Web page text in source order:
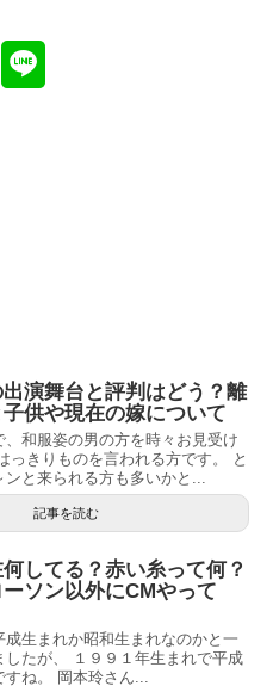
演舞台と評判はどう？離
供や現在の嫁について
、和服姿の男の方を時々お見受け
っきりものを言われる方です。 と
ンと来られる方も多いかと...
記事を読む
してる？赤い糸って何？
ソン以外にCMやって
成生まれか昭和生まれなのかと一
したが、 １９９１年生まれで平成
すね。 岡本玲さん...